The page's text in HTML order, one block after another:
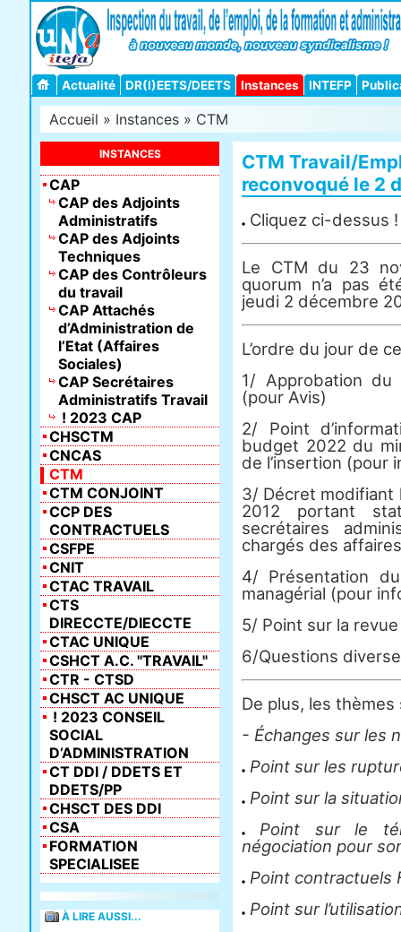
Actualité DR(I)EETS/DEETS Instances INTEFP
Accueil » Instances » CTM
CTM Travail/
reconvoqué le 2
Cliquez ci-dessus !
Le CTM du 23
quorum n’a pas
jeudi 2 décembre
L’ordre du jour de
1/ Approbation
(pour Avis)
2/ Point
budget 2022 du
de l’insertion (pour
3/ Décret modifiant
2012 portant
secrétaires
chargés des
4/ Présentation
managérial (pour
5/ Point sur la
6/Questions
De plus, les
- Échanges sur les
Point sur les
Point sur la
Point sur le
négociation pour
Point contractuels
Point sur
INSTANCES
CAP
CAP des Adjoints
Administratifs
CAP des Adjoints
Techniques
CAP des Contrôleurs
du travail
CAP Attachés
d’Administration de
l’Etat (Affaires
Sociales)
CAP Secrétaires
Administratifs Travail
! 2023 CAP
CHSCTM
CNCAS
CTM
CTM CONJOINT
CCP DES
CONTRACTUELS
CSFPE
CNIT
CTAC TRAVAIL
CTS
DIRECCTE/DIECCTE
CTAC UNIQUE
CSHCT A.C. "TRAVAIL"
CTR - CTSD
CHSCT AC UNIQUE
! 2023 CONSEIL
SOCIAL
D’ADMINISTRATION
CT DDI / DDETS ET
DDETS/PP
CHSCT DES DDI
CSA
FORMATION
SPECIALISEE
À LIRE AUSSI...